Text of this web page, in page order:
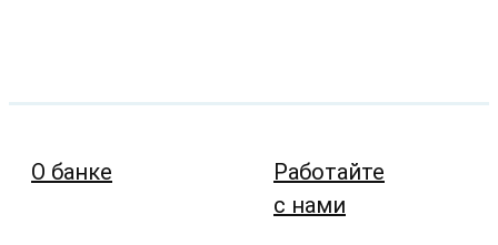
О банке
Работайте
с нами